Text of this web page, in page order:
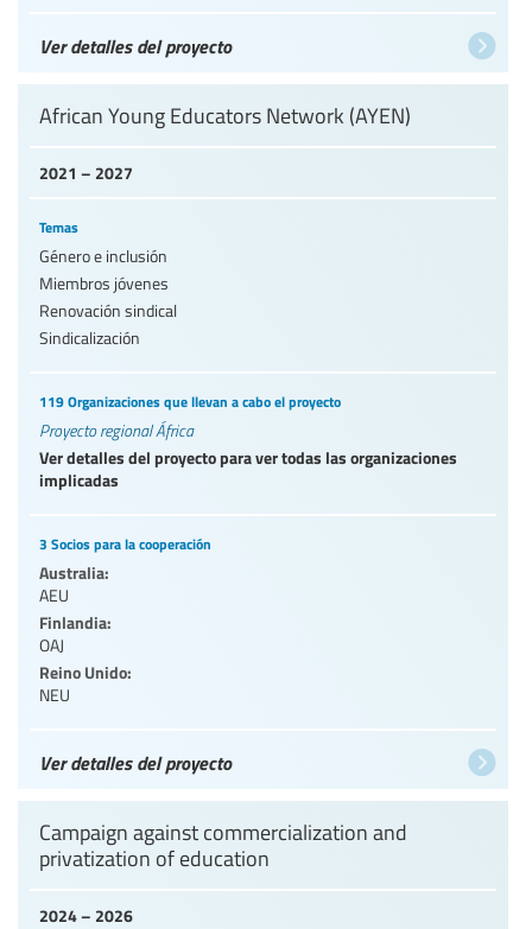
Ver detalles del proyecto
2021 – 2027
African Young Educators Network (AYEN)
Temas
Género e inclusión
Miembros jóvenes
Renovación sindical
Sindicalización
119 Organizaciones que llevan a cabo el proyecto
Proyecto regional África
Ver detalles del proyecto para ver todas las organizaciones
implicadas
3 Socios para la cooperación
Australia:
AEU
Finlandia:
OAJ
Reino Unido:
NEU
Ver detalles del proyecto
2024 – 2026
Campaign against commercialization and
privatization of education